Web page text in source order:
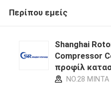
Περίπου εμείς
Shanghai
Compressor
προφίλ
NO.28 MINTA